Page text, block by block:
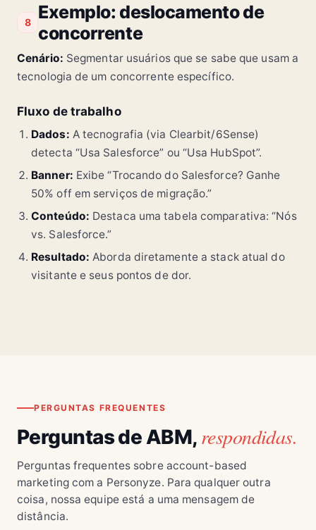
8
Exemplo: deslocamento de
concorrente
Cenário: Segmentar usuários que se sabe que usam a
tecnologia de um concorrente específico.
Fluxo de trabalho
Dados: A tecnografia (via Clearbit/6Sense)
detecta “Usa Salesforce” ou “Usa HubSpot”.
Banner: Exibe “Trocando do Salesforce? Ganhe
50% off em serviços de migração.”
Conteúdo: Destaca uma tabela comparativa: “Nós
vs. Salesforce.”
Resultado: Aborda diretamente a stack atual do
visitante e seus pontos de dor.
PERGUNTAS FREQUENTES
Perguntas de ABM, respondidas.
Perguntas frequentes sobre account-based
marketing com a Personyze. Para qualquer outra
coisa, nossa equipe está a uma mensagem de
distância.